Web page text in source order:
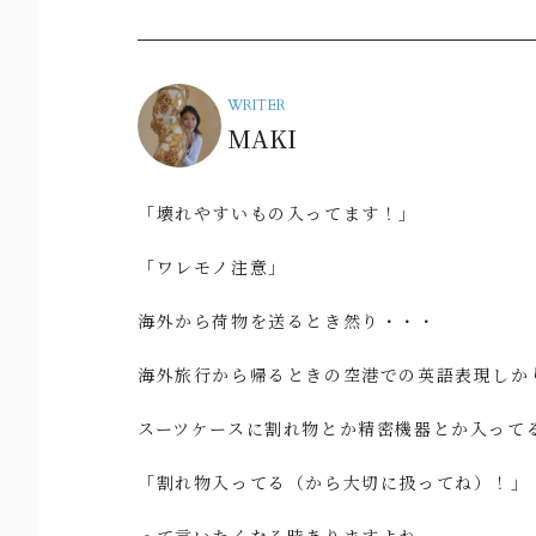
WRITER
MAKI
「壊れやすいもの入ってます！」
「ワレモノ注意」
海外から荷物を送るとき然り・・・
海外旅行から帰るときの空港での英語表現しか
スーツケースに割れ物とか精密機器とか入って
「割れ物入ってる（から大切に扱ってね）！」